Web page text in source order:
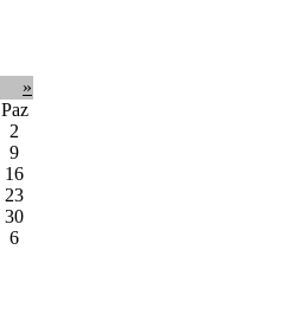
»
Paz
2
9
16
23
30
6